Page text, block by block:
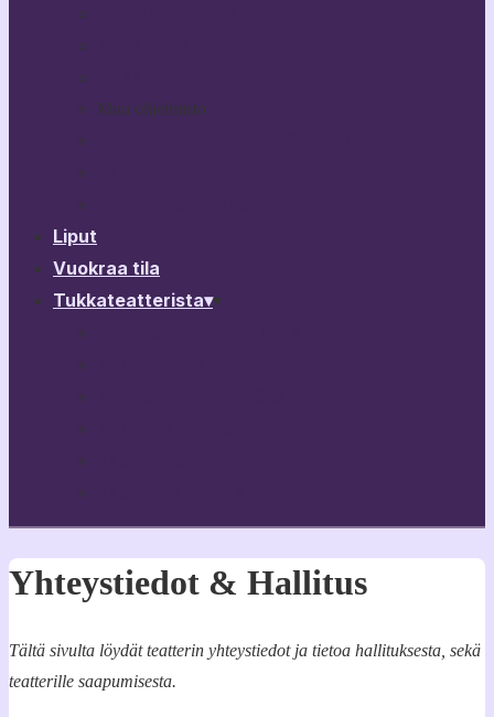
Muu ohjelmisto
Liput
Vuokraa tila
Tukkateatterista▾▾
Yhteystiedot & Hallitus
Tältä sivulta löydät teatterin yhteystiedot ja tietoa hallituksesta, sekä
teatterille saapumisesta.